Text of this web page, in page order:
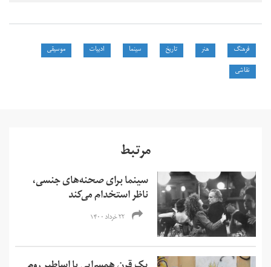
فرهنگ هنر تاریخ سینما ادبیات
موسیقی
نقاشی
مرتبط
سینما برای صحنه‌های جنسی،
ناظر استخدام می‌کند
۲۲ خرداد ۱۴۰۰